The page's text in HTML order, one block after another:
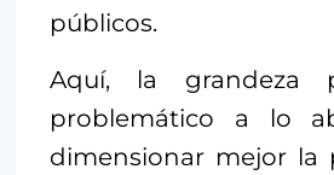
públicos.
Aquí, la grandeza
problemático a lo
dimensionar mejor la